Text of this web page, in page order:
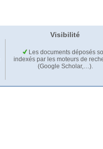
Visibilité
Les documents déposés
indexés par les moteurs de
(Google Scholar,…).